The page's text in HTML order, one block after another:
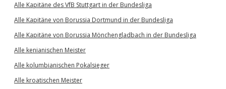
Alle Kapitäne des VfB Stuttgart in der Bundesliga
Alle Kapitäne von Borussia Dortmund in der Bundesliga
Alle Kapitäne von Borussia Mönchengladbach in der Bundesliga
Alle kenianischen Meister
Alle kolumbianischen Pokalsieger
Alle kroatischen Meister